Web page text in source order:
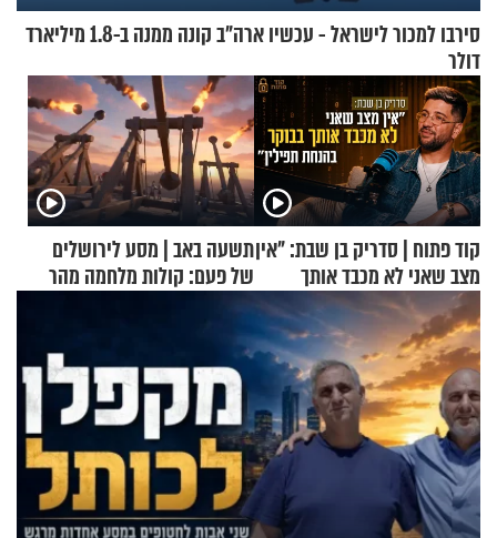
סירבו למכור לישראל - עכשיו ארה"ב קונה ממנה ב-1.8 מיליארד
דולר
קוד פתוח | סדריק בן שבת: "אין
מצב שאני לא מכבד אותך
בבוקר בהנחת תפילין"
תשעה באב | מסע לירושלים
של פעם: קולות מלחמה מהר
הזיתים